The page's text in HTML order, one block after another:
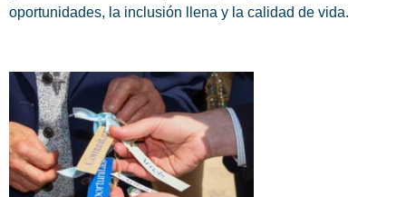
oportunidades, la inclusión llena y la calidad de vida.